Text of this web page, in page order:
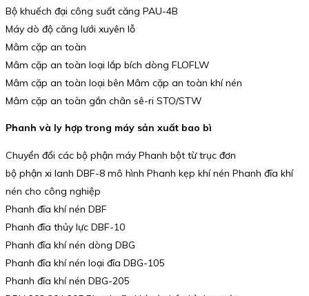
Bộ khuếch đại công suất căng PAU-4B
Máy dò độ căng lưới xuyên lỗ
Mâm cặp an toàn
Mâm cặp an toàn loại lắp bích dòng FLOFLW
Mâm cặp an toàn loại bên Mâm cặp an toàn khí nén
Mâm cặp an toàn gắn chân sê-ri STO/STW
Phanh và ly hợp trong máy sản xuất bao bì
Chuyển đổi các bộ phận máy Phanh bột từ trục đơn
bộ phận xi lanh DBF-8 mô hình Phanh kẹp khí nén Phanh đĩa khí
nén cho công nghiệp
Phanh đĩa khí nén DBF
Phanh đĩa thủy lực DBF-10
Phanh đĩa khí nén dòng DBG
Phanh đĩa khí nén loại đĩa DBG-105
Phanh đĩa khí nén DBG-205